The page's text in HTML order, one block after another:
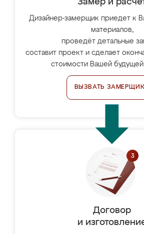
Замер и
Дизайнер-замерщик приедет к
материалов,
проведёт детальные
составит проект и сделает
стоимости Вашей
ВЫЗВАТЬ
Договор
и